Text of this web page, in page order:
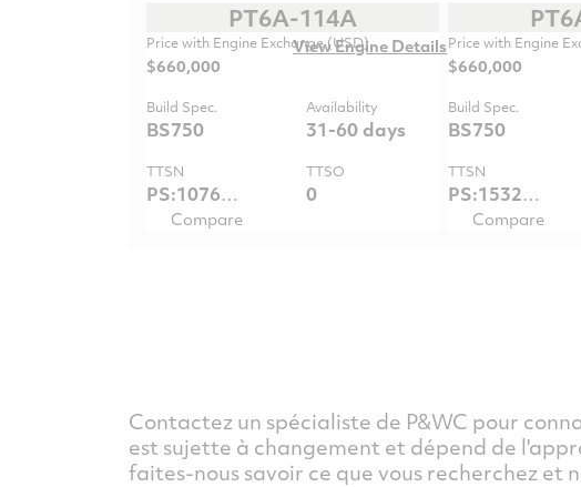
PT6A-114A
View Engine Details
Price with Engine Exchange (USD)
$660,000
Build Spec.
BS750
Availability
31-60 days
TTSN
PS:10768.7 / GG:10768.7
TTSO
0
Compare
Price with Engine
$660,000
Build Spec.
BS750
TTSN
PS:15328.5 / GG:15328.5
Compare
Contactez un spécialiste de P&WC pour
est sujette à changement et dépend de
faites-nous savoir ce que vous recherchez et